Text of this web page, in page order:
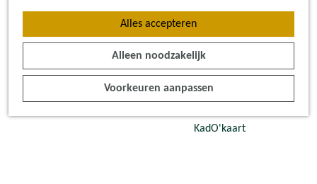
Alles accepteren
Alleen noodzakelijk
Voorkeuren aanpassen
Plan je bezoek
overnachten?
Plan op de kaart
KadO'kaart